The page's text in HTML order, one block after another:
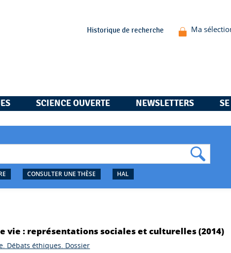
Historique de recherche
SCIENCE OUVERTE NEWSLETTERS
CONSULTER UNE THÈSE HAL
vie : représentations sociales et culturelles (2014)
Débats éthiques. Dossier